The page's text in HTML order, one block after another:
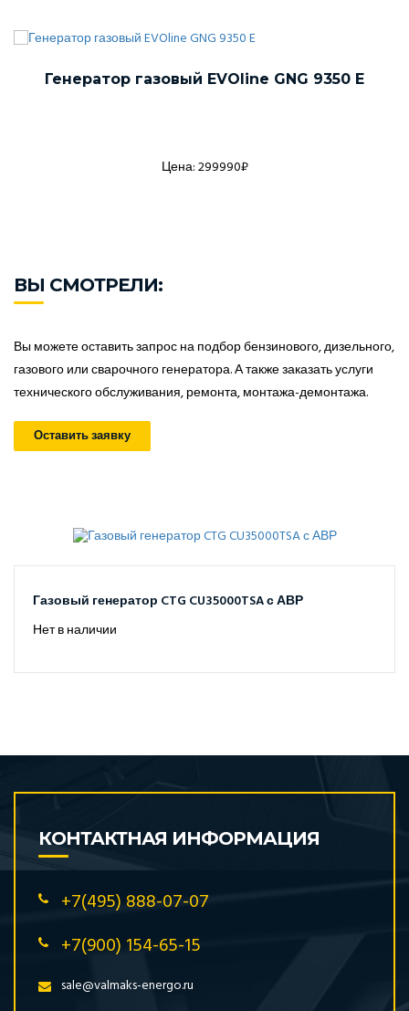
Генератор газовый EVOline GNG 9350 E
Цена: 299990₽
ВЫ СМОТРЕЛИ:
Вы можете оставить запрос на подбор бензинового, дизельного,
газового или сварочного генератора. А также заказать услуги
технического обслуживания, ремонта, монтажа-демонтажа.
Оставить заявку
Газовый генератор CTG CU35000TSA с АВР
Нет в наличии
КОНТАКТНАЯ ИНФОРМАЦИЯ
+7(495) 888-07-07
+7(900) 154-65-15
sale@valmaks-energo.ru